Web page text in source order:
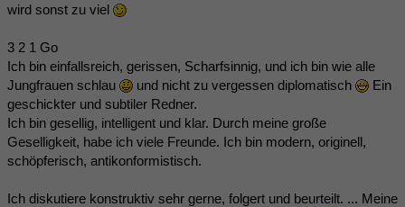
wird sonst zu viel
3 2 1 Go
Ich bin einfallsreich, gerissen, Scharfsinnig, und ich bin wie alle
Jungfrauen schlau
und nicht zu vergessen diplomatisch
Ein
geschickter und subtiler Redner.
Ich bin gesellig, intelligent und klar. Durch meine große
Geselligkeit, habe ich viele Freunde. Ich bin modern, originell,
schöpferisch, antikonformistisch.
Ich diskutiere konstruktiv sehr gerne, folgert und beurteilt. ... Meine